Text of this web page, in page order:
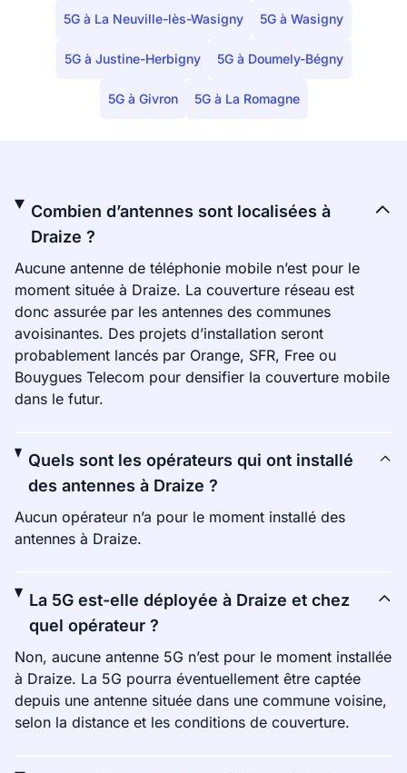
5G à La Neuville-lès-Wasigny 5G à Wasigny
5G à Justine-Herbigny 5G à Doumely-Bégny
5G à Givron 5G à La Romagne
Combien d’antennes sont localisées à
Draize ?
Aucune antenne de téléphonie mobile n’est pour le
moment située à Draize. La couverture réseau est
donc assurée par les antennes des communes
avoisinantes. Des projets d’installation seront
probablement lancés par Orange, SFR, Free ou
Bouygues Telecom pour densifier la couverture mobile
dans le futur.
Quels sont les opérateurs qui ont installé
des antennes à Draize ?
Aucun opérateur n’a pour le moment installé des
antennes à Draize.
La 5G est-elle déployée à Draize et chez
quel opérateur ?
Non, aucune antenne 5G n’est pour le moment installée
à Draize. La 5G pourra éventuellement être captée
depuis une antenne située dans une commune voisine,
selon la distance et les conditions de couverture.